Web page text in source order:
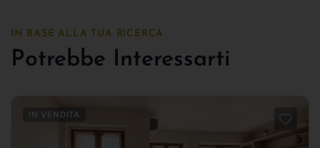
IN BASE ALLA TUA RICERCA
Potrebbe Interessarti
IN VENDITA